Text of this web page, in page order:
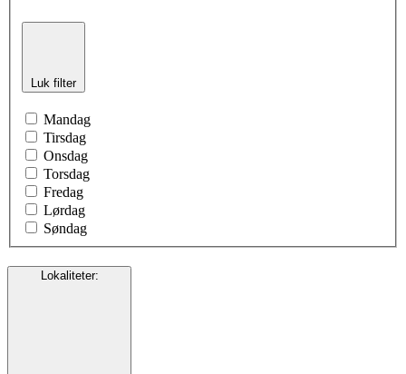
Luk filter
Mandag
Tirsdag
Onsdag
Torsdag
Fredag
Lørdag
Søndag
Lokaliteter: